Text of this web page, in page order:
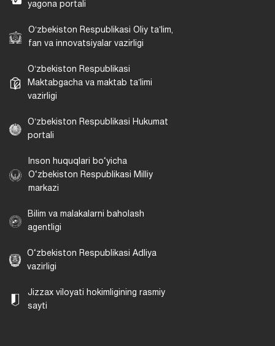
yagona portali
Oʻzbekiston Respublikasi Oliy taʼlim,
fan va innovatsiyalar vazirligi
Oʻzbekiston Respublikasi
Maktabgacha va maktab taʼlimi
vazirligi
Oʻzbekiston Respublikasi Hukumat
portali
Inson huquqlari bo‘yicha
O‘zbekiston Respublikasi Milliy
markazi
Bilim va malakalarni baholash
agentligi
O‘zbekiston Respublikasi Adliya
vazirligi
Jizzax viloyati hokimligining rasmiy
sayti